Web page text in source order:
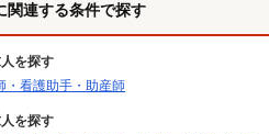
関連する条件で探す
を探す
・看護助手・助産師
を探す